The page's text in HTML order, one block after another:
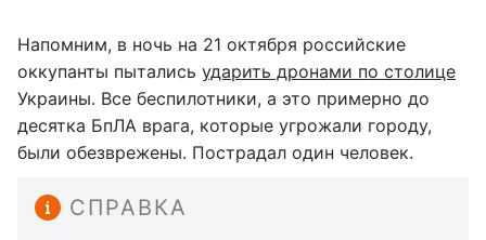
Напомним, в ночь на 21 октября российские
оккупанты пытались ударить дронами по столице
Украины. Все беспилотники, а это примерно до
десятка БпЛА врага, которые угрожали городу,
были обезврежены. Пострадал один человек.
СПРАВКА